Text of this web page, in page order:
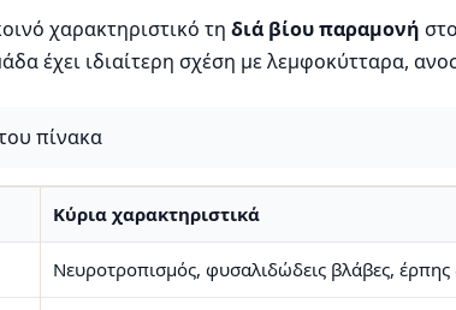
χαρακτηριστικό τη διά βίου παραμονή
έχει ιδιαίτερη σχέση με λεμφοκύτταρα,
πίνακα
Κύρια χαρακτηριστικά
Νευροτροπισμός, φυσαλιδώδεις βλάβες,